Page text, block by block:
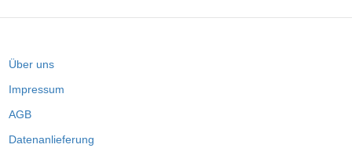
Über uns
Impressum
AGB
Datenanlieferung